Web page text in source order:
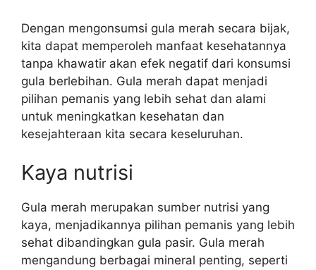
Dengan mengonsumsi gula merah secara bijak,
kita dapat memperoleh manfaat kesehatannya
tanpa khawatir akan efek negatif dari konsumsi
gula berlebihan. Gula merah dapat menjadi
pilihan pemanis yang lebih sehat dan alami
untuk meningkatkan kesehatan dan
kesejahteraan kita secara keseluruhan.
Kaya nutrisi
Gula merah merupakan sumber nutrisi yang
kaya, menjadikannya pilihan pemanis yang lebih
sehat dibandingkan gula pasir. Gula merah
mengandung berbagai mineral penting, seperti